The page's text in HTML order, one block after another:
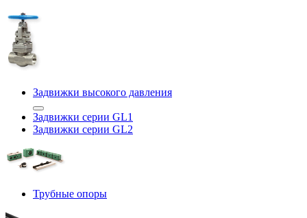
Задвижки высокого давления
Задвижки серии GL1
Задвижки серии GL2
Трубные опоры